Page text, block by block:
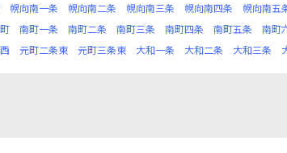
幌向南一条 幌向南二条 幌向南三条 幌向南四条 幌向南五
南町一条 南町二条 南町三条 南町四条 南町五条 南町
元町二条東 元町三条東 大和一条 大和二条 大和三条